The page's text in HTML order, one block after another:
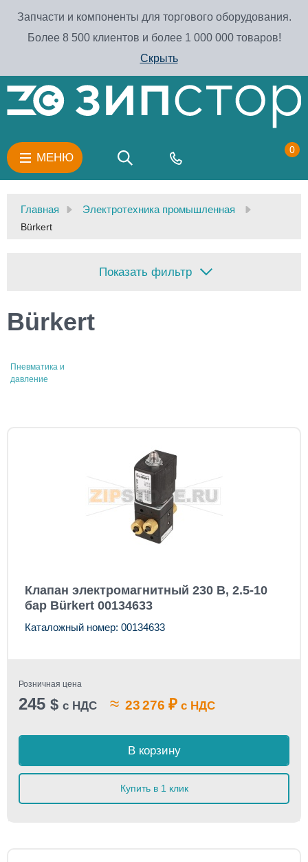
Запчасти и компоненты для торгового оборудования.
Более 8 500 клиентов и более 1 000 000 товаров!
Скрыть
МЕНЮ
0
Главная Электротехника промышленная
Bürkert
Показать фильтр
Bürkert
Пневматика и
давление
Клaпaн электромагнитный 230 В, 2.5-10
бар Bürkert 00134633
Каталожный номер: 00134633
Розничная цена
245 $ с НДС ≈ 23 276 ₽ с НДС
В корзину
Купить в 1 клик